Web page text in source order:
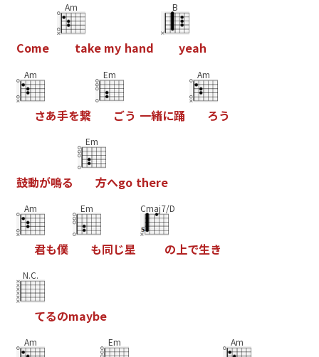
Come
Am
take my hand
B
yeah
Am
さあ手を繋
Em
ごう 一緒に踊
Am
ろう
鼓動が鳴る
Em
方へgo there
Am
君も僕
Em
も同じ星
Cmaj7/D
の上で生き
N.C.
てるのmaybe
Am Em Am